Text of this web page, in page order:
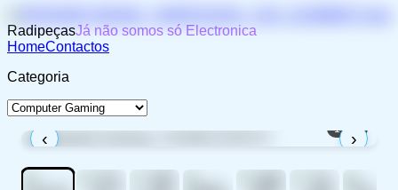
RadipeçasJá não somos só Electronica
HomeContactos
Categoria
‹ ›
1/